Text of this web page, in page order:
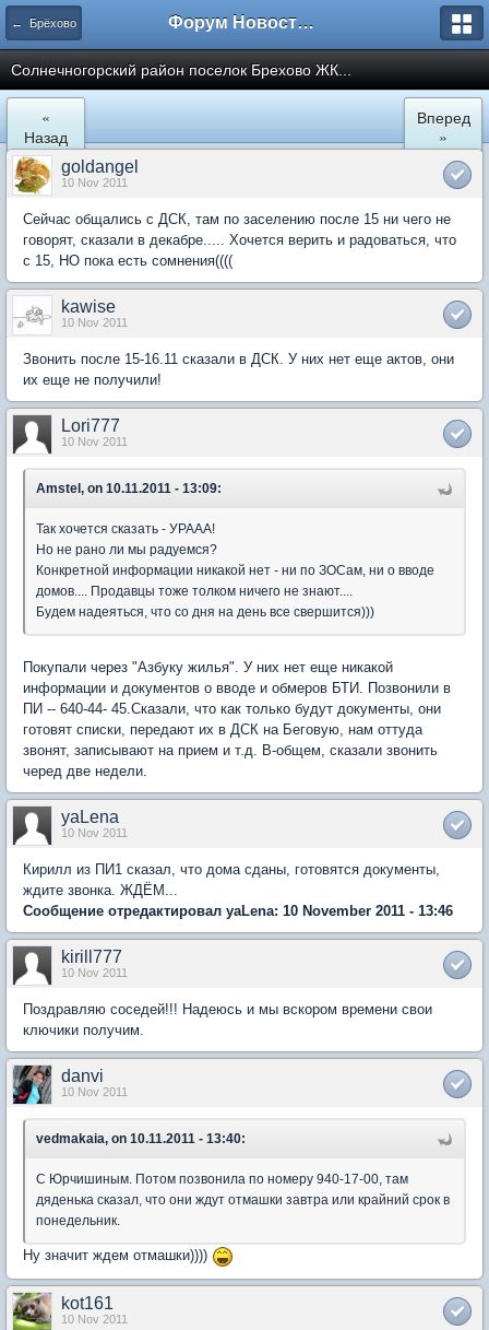
← Брёхово Форум Новостройки
Cолнечногорский район поселок Брехово ЖК...
«
Назад
Вперед
»
goldangel
10 Nov 2011
Сейчас общались с ДСК, там по заселению после 15 ни чего не
говорят, сказали в декабре..... Хочется верить и радоваться, что
с 15, НО пока есть сомнения((((
kawise
10 Nov 2011
Звонить после 15-16.11 сказали в ДСК. У них нет еще актов, они
их еще не получили!
Lori777
10 Nov 2011
Amstel, on 10.11.2011 - 13:09:
Так хочется сказать - УРААА!
Но не рано ли мы радуемся?
Конкретной информации никакой нет - ни по ЗОСам, ни о вводе
домов.... Продавцы тоже толком ничего не знают....
Будем надеяться, что со дня на день все свершится)))
Покупали через "Азбуку жилья". У них нет еще никакой
информации и документов о вводе и обмеров БТИ. Позвонили в
ПИ -- 640-44- 45.Сказали, что как только будут документы, они
готовят списки, передают их в ДСК на Беговую, нам оттуда
звонят, записывают на прием и т.д. В-общем, сказали звонить
черед две недели.
yaLena
10 Nov 2011
Кирилл из ПИ1 сказал, что дома сданы, готовятся документы,
ждите звонка. ЖДЁМ...
Сообщение отредактировал yaLena: 10 November 2011 - 13:46
kirill777
10 Nov 2011
Поздравляю соседей!!! Надеюсь и мы вскором времени свои
ключики получим.
danvi
10 Nov 2011
vedmakaia, on 10.11.2011 - 13:40:
С Юрчишиным. Потом позвонила по номеру 940-17-00, там
дяденька сказал, что они ждут отмашки завтра или крайний срок в
понедельник.
Ну значит ждем отмашки))))
kot161
10 Nov 2011